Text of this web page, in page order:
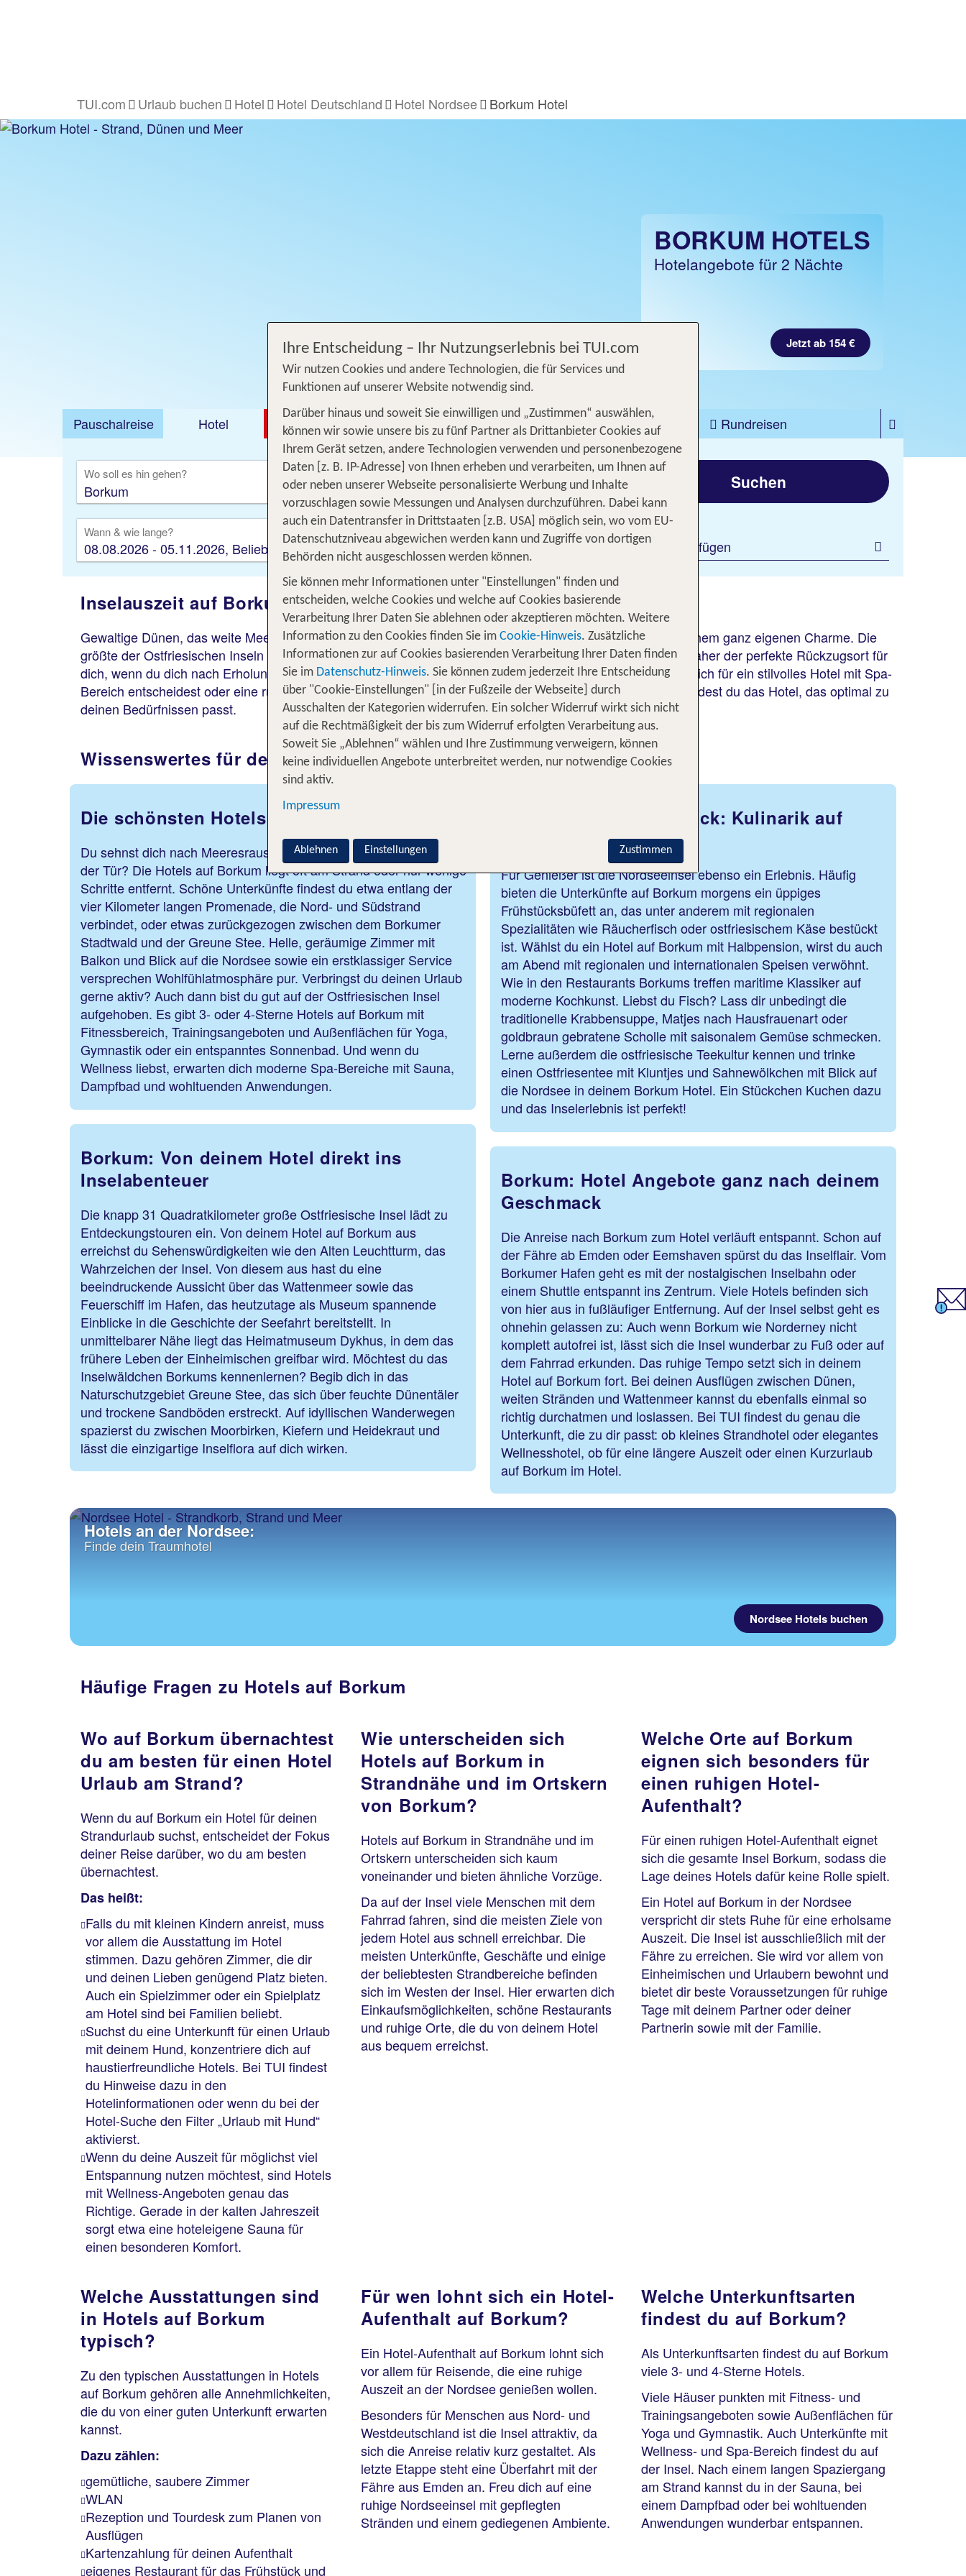
TUI.com Urlaub buchen Hotel Hotel Deutschland Hotel Nordsee Borkum Hotel
BORKUM HOTELS
Hotelangebote für 2 Nächte
Jetzt ab 154 €
Pauschalreise Hotel DEALS Flug Ferienhaus Mietwagen Kreuzfahrten
Rundreisen
Ausflüge
Camper Privattransfer Zusatzleistungen
Wo soll es hin gehen?
Flug hinzufügen
Wann & wie lange?
08.08.2026 - 05.11.2026, Beliebig
Wer reist mit?
2 Erwachsene
Suchen
Filter hinzufügen
Inselauszeit auf Borkum: dein Hotel zwischen Watt und Wäldern
Gewaltige Dünen, das weite Meer, ein frischer, salziger Wind und gemütliche Hotels: Borkum besticht mit einem ganz eigenen Charme. Die
größte der Ostfriesischen Inseln vereint Weite, Ruhe und die typisch norddeutsche Gelassenheit – und ist daher der perfekte Rückzugsort für
dich, wenn du dich nach Erholung sehnst oder aktiv etwas für deine Gesundheit tun möchtest. Egal, ob du dich für ein stilvolles Hotel mit Spa-
Bereich entscheidest oder eine ruhige Unterkunft mit Blick in die vielfältige Natur bevorzugst: Auf Borkum findest du das Hotel, das optimal zu
deinen Bedürfnissen passt.
Wissenswertes für deine Hotelsuche auf Borkum
Die schönsten Hotels auf Borkum entdecken
Du sehnst dich nach Meeresrauschen und Sandstränden direkt vor
der Tür? Die Hotels auf Borkum liegt oft am Strand oder nur wenige
Schritte entfernt. Schöne Unterkünfte findest du etwa entlang der
vier Kilometer langen Promenade, die Nord- und Südstrand
verbindet, oder etwas zurückgezogen zwischen dem Borkumer
Stadtwald und der Greune Stee. Helle, geräumige Zimmer mit
Balkon und Blick auf die Nordsee sowie ein erstklassiger Service
versprechen Wohlfühlatmosphäre pur. Verbringst du deinen Urlaub
gerne aktiv? Auch dann bist du gut auf der Ostfriesischen Insel
aufgehoben. Es gibt 3- oder 4-Sterne Hotels auf Borkum mit
Fitnessbereich, Trainingsangeboten und Außenflächen für Yoga,
Gymnastik oder ein entspanntes Sonnenbad. Und wenn du
Wellness liebst, erwarten dich moderne Spa-Bereiche mit Sauna,
Dampfbad und wohltuenden Anwendungen.
Borkum: Von deinem Hotel direkt ins
Inselabenteuer
Die knapp 31 Quadratkilometer große Ostfriesische Insel lädt zu
Entdeckungstouren ein. Von deinem Hotel auf Borkum aus
erreichst du Sehenswürdigkeiten wie den Alten Leuchtturm, das
Wahrzeichen der Insel. Von diesem aus hast du eine
beeindruckende Aussicht über das Wattenmeer sowie das
Feuerschiff im Hafen, das heutzutage als Museum spannende
Einblicke in die Geschichte der Seefahrt bereitstellt. In
unmittelbarer Nähe liegt das Heimatmuseum Dykhus, in dem das
frühere Leben der Einheimischen greifbar wird. Möchtest du das
Inselwäldchen Borkums kennenlernen? Begib dich in das
Naturschutzgebiet Greune Stee, das sich über feuchte Dünentäler
und trockene Sandböden erstreckt. Auf idyllischen Wanderwegen
spazierst du zwischen Moorbirken, Kiefern und Heidekraut und
lässt die einzigartige Inselflora auf dich wirken.
Genuss mit Nordseeblick: Kulinarik auf
Für Genießer ist die Nordseeinsel ebenso ein Erlebnis. Häufig
bieten die Unterkünfte auf Borkum morgens ein üppiges
Frühstücksbüfett an, das unter anderem mit regionalen
Spezialitäten wie Räucherfisch oder ostfriesischem Käse bestückt
ist. Wählst du ein Hotel auf Borkum mit Halbpension, wirst du auch
am Abend mit regionalen und internationalen Speisen verwöhnt.
Wie in den Restaurants Borkums treffen maritime Klassiker auf
moderne Kochkunst. Liebst du Fisch? Lass dir unbedingt die
traditionelle Krabbensuppe, Matjes nach Hausfrauenart oder
goldbraun gebratene Scholle mit saisonalem Gemüse schmecken.
Lerne außerdem die ostfriesische Teekultur kennen und trinke
einen Ostfriesentee mit Kluntjes und Sahnewölkchen mit Blick auf
die Nordsee in deinem Borkum Hotel. Ein Stückchen Kuchen dazu
und das Inselerlebnis ist perfekt!
Borkum: Hotel Angebote ganz nach deinem
Geschmack
Die Anreise nach Borkum zum Hotel verläuft entspannt. Schon auf
der Fähre ab Emden oder Eemshaven spürst du das Inselflair. Vom
Borkumer Hafen geht es mit der nostalgischen Inselbahn oder
einem Shuttle entspannt ins Zentrum. Viele Hotels befinden sich
von hier aus in fußläufiger Entfernung. Auf der Insel selbst geht es
ohnehin gelassen zu: Auch wenn Borkum wie Norderney nicht
komplett autofrei ist, lässt sich die Insel wunderbar zu Fuß oder auf
dem Fahrrad erkunden. Das ruhige Tempo setzt sich in deinem
Hotel auf Borkum fort. Bei deinen Ausflügen zwischen Dünen,
weiten Stränden und Wattenmeer kannst du ebenfalls einmal so
richtig durchatmen und loslassen. Bei TUI findest du genau die
Unterkunft, die zu dir passt: ob kleines Strandhotel oder elegantes
Wellnesshotel, ob für eine längere Auszeit oder einen Kurzurlaub
auf Borkum im Hotel.
Hotels an der Nordsee:
Finde dein Traumhotel
Nordsee Hotels buchen
Häufige Fragen zu Hotels auf Borkum
Wo auf Borkum übernachtest
du am besten für einen Hotel
Urlaub am Strand?
Wenn du auf Borkum ein Hotel für deinen
Strandurlaub suchst, entscheidet der Fokus
deiner Reise darüber, wo du am besten
übernachtest.
Das heißt:
Falls du mit kleinen Kindern anreist, muss
vor allem die Ausstattung im Hotel
stimmen. Dazu gehören Zimmer, die dir
und deinen Lieben genügend Platz bieten.
Auch ein Spielzimmer oder ein Spielplatz
am Hotel sind bei Familien beliebt.
Suchst du eine Unterkunft für einen Urlaub
mit deinem Hund, konzentriere dich auf
haustierfreundliche Hotels. Bei TUI findest
du Hinweise dazu in den
Hotelinformationen oder wenn du bei der
Hotel-Suche den Filter „Urlaub mit Hund“
aktivierst.
Wenn du deine Auszeit für möglichst viel
Entspannung nutzen möchtest, sind Hotels
mit Wellness-Angeboten genau das
Richtige. Gerade in der kalten Jahreszeit
sorgt etwa eine hoteleigene Sauna für
einen besonderen Komfort.
Wie unterscheiden sich
Hotels auf Borkum in
Strandnähe und im Ortskern
von Borkum?
Hotels auf Borkum in Strandnähe und im
Ortskern unterscheiden sich kaum
voneinander und bieten ähnliche Vorzüge.
Da auf der Insel viele Menschen mit dem
Fahrrad fahren, sind die meisten Ziele von
jedem Hotel aus schnell erreichbar. Die
meisten Unterkünfte, Geschäfte und einige
der beliebtesten Strandbereiche befinden
sich im Westen der Insel. Hier erwarten dich
Einkaufsmöglichkeiten, schöne Restaurants
und ruhige Orte, die du von deinem Hotel
aus bequem erreichst.
Welche Orte auf Borkum
eignen sich besonders für
einen ruhigen Hotel-
Aufenthalt?
Für einen ruhigen Hotel-Aufenthalt eignet
sich die gesamte Insel Borkum, sodass die
Lage deines Hotels dafür keine Rolle spielt.
Ein Hotel auf Borkum in der Nordsee
verspricht dir stets Ruhe für eine erholsame
Auszeit. Die Insel ist ausschließlich mit der
Fähre zu erreichen. Sie wird vor allem von
Einheimischen und Urlaubern bewohnt und
bietet dir beste Voraussetzungen für ruhige
Tage mit deinem Partner oder deiner
Partnerin sowie mit der Familie.
Welche Ausstattungen sind
in Hotels auf Borkum
typisch?
Zu den typischen Ausstattungen in Hotels
auf Borkum gehören alle Annehmlichkeiten,
die du von einer guten Unterkunft erwarten
kannst.
Dazu zählen:
gemütliche, saubere Zimmer
WLAN
Rezeption und Tourdesk zum Planen von
Ausflügen
Kartenzahlung für deinen Aufenthalt
eigenes Restaurant für das Frühstück und
Für wen lohnt sich ein Hotel-
Aufenthalt auf Borkum?
Ein Hotel-Aufenthalt auf Borkum lohnt sich
vor allem für Reisende, die eine ruhige
Auszeit an der Nordsee genießen wollen.
Besonders für Menschen aus Nord- und
Westdeutschland ist die Insel attraktiv, da
sich die Anreise relativ kurz gestaltet. Als
letzte Etappe steht eine Überfahrt mit der
Fähre aus Emden an. Freu dich auf eine
ruhige Nordseeinsel mit gepflegten
Stränden und einem gediegenen Ambiente.
Welche Unterkunftsarten
findest du auf Borkum?
Als Unterkunftsarten findest du auf Borkum
viele 3- und 4-Sterne Hotels.
Viele Häuser punkten mit Fitness- und
Trainingsangeboten sowie Außenflächen für
Yoga und Gymnastik. Auch Unterkünfte mit
Wellness- und Spa-Bereich findest du auf
der Insel. Nach einem langen Spaziergang
am Strand kannst du in der Sauna, bei
einem Dampfbad oder bei wohltuenden
Anwendungen wunderbar entspannen.
Ihre Entscheidung – Ihr Nutzungserlebnis bei TUI.com
Wir nutzen Cookies und andere Technologien, die für Services und
Funktionen auf unserer Website notwendig sind.
Darüber hinaus und soweit Sie einwilligen und „Zustimmen“ auswählen,
können wir sowie unsere bis zu fünf Partner als Drittanbieter Cookies auf
Ihrem Gerät setzen, andere Technologien verwenden und personenbezogene
Daten [z. B. IP-Adresse] von Ihnen erheben und verarbeiten, um Ihnen auf
oder neben unserer Webseite personalisierte Werbung und Inhalte
vorzuschlagen sowie Messungen und Analysen durchzuführen. Dabei kann
auch ein Datentransfer in Drittstaaten [z.B. USA] möglich sein, wo vom EU-
Datenschutzniveau abgewichen werden kann und Zugriffe von dortigen
Behörden nicht ausgeschlossen werden können.
Sie können mehr Informationen unter "Einstellungen" finden und
entscheiden, welche Cookies und welche auf Cookies basierende
Verarbeitung Ihrer Daten Sie ablehnen oder akzeptieren möchten. Weitere
Information zu den Cookies finden Sie im Cookie-Hinweis. Zusätzliche
Informationen zur auf Cookies basierenden Verarbeitung Ihrer Daten finden
Sie im Datenschutz-Hinweis. Sie können zudem jederzeit Ihre Entscheidung
über "Cookie-Einstellungen" [in der Fußzeile der Webseite] durch
Ausschalten der Kategorien widerrufen. Ein solcher Widerruf wirkt sich nicht
auf die Rechtmäßigkeit der bis zum Widerruf erfolgten Verarbeitung aus.
Soweit Sie „Ablehnen“ wählen und Ihre Zustimmung verweigern, können
keine individuellen Angebote unterbreitet werden, nur notwendige Cookies
sind aktiv.
Impressum
Zustimmen
Ablehnen Einstellungen